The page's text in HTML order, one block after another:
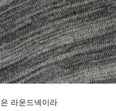
라운드넥이라